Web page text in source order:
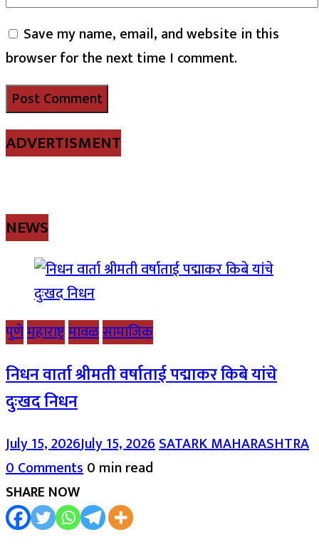
Save my name, email, and website in this
browser for the next time I comment.
ADVERTISMENT
NEWS
पुणेमहाराष्ट्रमावळसामाजिक
निधन वार्ता श्रीमती वर्षाताई पद्माकर किबे यांचे
दुःखद निधन
July 15, 2026July 15, 2026SATARK MAHARASHTRA
0 Comments0 min read
SHARE NOW